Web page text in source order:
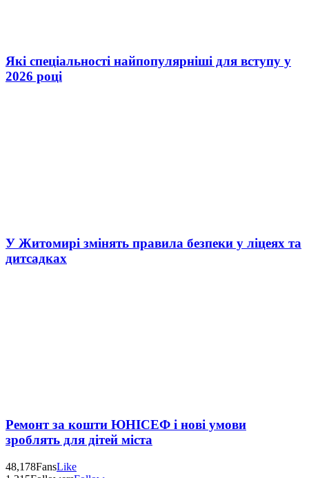
Які спеціальності найпопулярніші для вступу у
2026 році
У Житомирі змінять правила безпеки у ліцеях та
дитсадках
Ремонт за кошти ЮНІСЕФ і нові умови
зроблять для дітей міста
48,178FansLike